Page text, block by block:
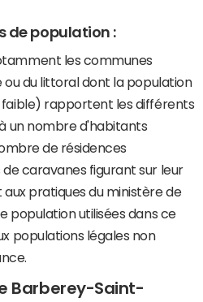
de population :
les communes
du littoral dont la population
rapportent les différents
un nombre d'habitants
de résidences
caravanes figurant sur leur
pratiques du ministère de
population utilisées dans ce
populations légales non
Barberey-Saint-